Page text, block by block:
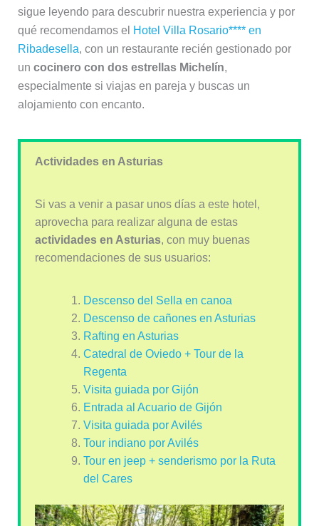
sigue leyendo para descubrir nuestra experiencia y por
qué recomendamos el
Hotel Villa Rosario**** en
Ribadesella, con un restaurante recién gestionado por
un cocinero con dos estrellas Michelín,
especialmente si viajas en pareja y buscas un
alojamiento con encanto.
Actividades en Asturias
Si vas a venir a pasar unos días a este hotel,
aprovecha para realizar alguna de estas
actividades en Asturias, con muy buenas
recomendaciones de sus usuarios:
Descenso del Sella en canoa
Descenso de cañones en Asturias
Rafting en Asturias
Catedral de Oviedo + Tour de la
Regenta
Visita guiada por Gijón
Entrada al Acuario de Gijón
Visita guiada por Avilés
Tour indiano por Avilés
Tour en jeep + senderismo por la Ruta
del Cares